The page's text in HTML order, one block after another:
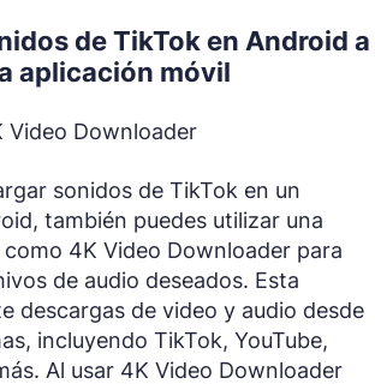
de TikTok en Android a
aplicación móvil
Video Downloader
sonidos de TikTok en un
también puedes utilizar una
4K Video Downloader para
de audio deseados. Esta
descargas de video y audio desde
incluyendo TikTok, YouTube,
Al usar 4K Video Downloader